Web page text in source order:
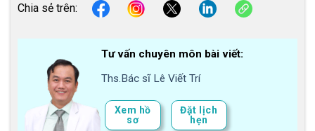
Chia sẻ trên:
Tư vấn chuyên môn bài viết:
Ths.Bác sĩ Lê Viết Trí
Xem hồ
sơ
Đặt lịch
hẹn